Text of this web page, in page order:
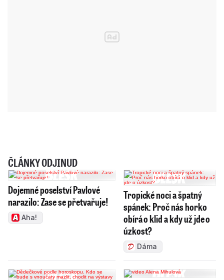
ČLÁNKY ODJINUD
Dojemné poselství Pavlové
narazilo: Zase se přetvařuje!
Aha!
Tropické noci a špatný
spánek: Proč nás horko
obírá o klid a kdy už jde o
úzkost?
Dáma